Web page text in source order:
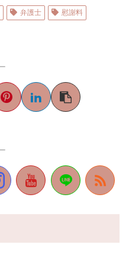
弁護士
慰謝料